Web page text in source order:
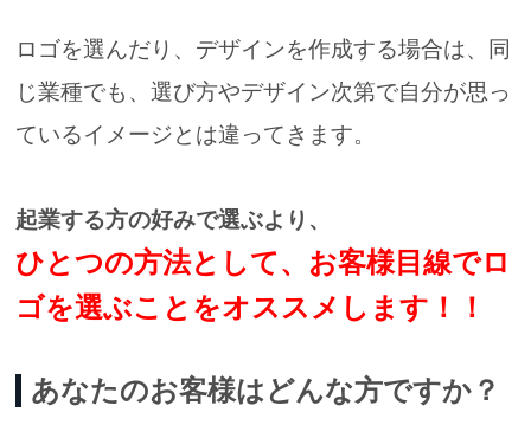
ロゴを選んだり、デザインを作成する場合は、 同
じ業種でも、選び方やデザイン次第で自分が思っ
ているイメージとは違ってきます。
起業する方の好みで選ぶより、
ひとつの方法として、お客様目線でロ
ゴを選ぶことをオススメします！！
あなたのお客様はどんな方ですか？